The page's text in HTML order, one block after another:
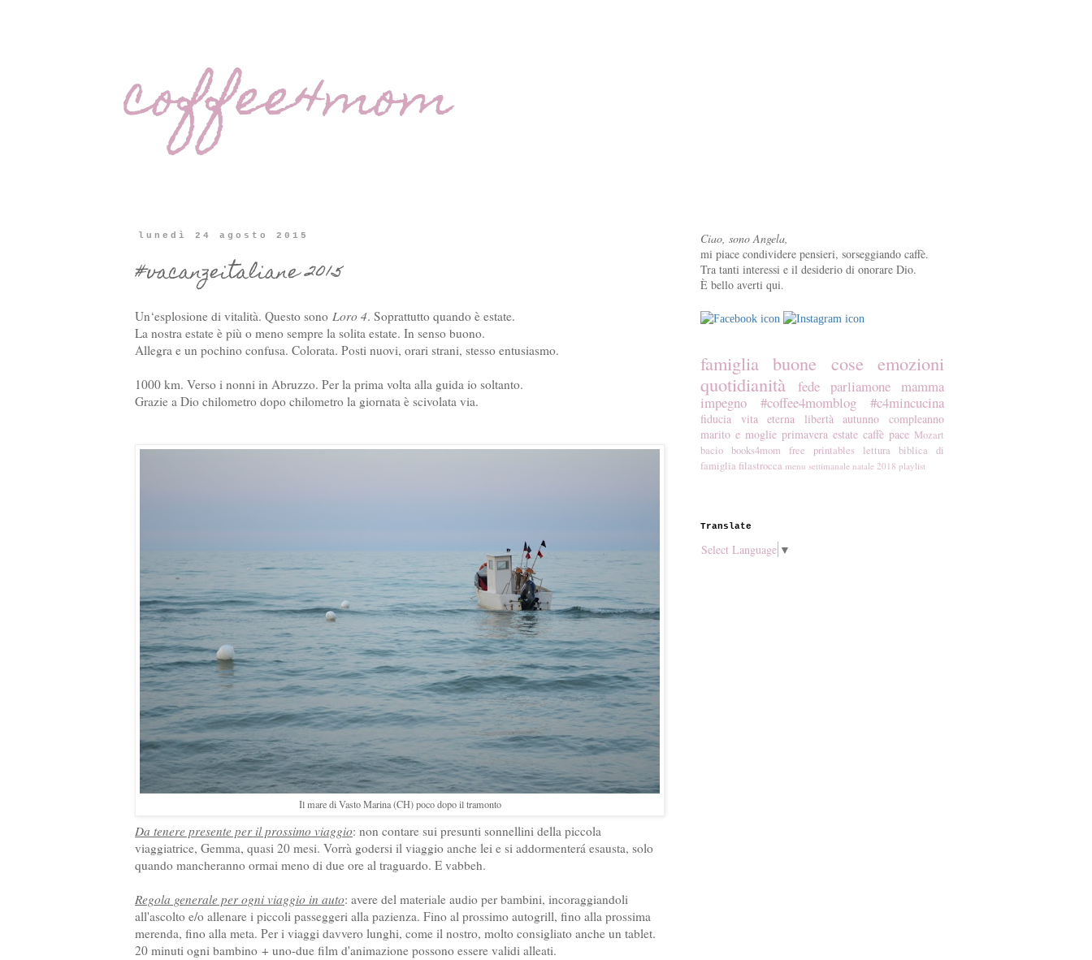
coffee4mom
lunedì 24 agosto 2015
#vacanzeitaliane 2015
Un‘esplosione di vitalità. Questo sono Loro 4. Soprattutto quando è estate.
La nostra estate è più o meno sempre la solita estate. In senso buono.
Allegra e un pochino confusa. Colorata. Posti nuovi, orari strani, stesso entusiasmo.
1000 km. Verso i nonni in Abruzzo. Per la prima volta alla guida io soltanto.
Grazie a Dio chilometro dopo chilometro la giornata è scivolata via.
Il mare di Vasto Marina (CH) poco dopo il tramonto
Da tenere presente per il prossimo viaggio: non contare sui presunti sonnellini della piccola
viaggiatrice, Gemma, quasi 20 mesi. Vorrà godersi il viaggio anche lei e si addormenterá esausta, solo
quando mancheranno ormai meno di due ore al traguardo. E vabbeh.
Regola generale per ogni viaggio in auto: avere del materiale audio per bambini, incoraggiandoli
all'ascolto e/o allenare i piccoli passeggeri alla pazienza. Fino al prossimo autogrill, fino alla prossima
merenda, fino alla meta. Per i viaggi davvero lunghi, come il nostro, molto consigliato anche un tablet.
20 minuti ogni bambino + uno-due film d'animazione possono essere validi alleati.
Ciao, sono Angela,
mi piace condividere pensieri, sorseggiando caffè.
Tra tanti interessi e il desiderio di onorare Dio.
È bello averti qui.
famiglia buone cose
emozioni
quotidianità
fede parliamone mamma
impegno
#coffee4momblog #c4mincucina
fiducia vita eterna libertà autunno
compleanno
marito e moglie primavera estate caffè pace Mozart
bacio books4mom free printables
lettura biblica di
famiglia filastrocca menu settimanale natale 2018 playlist
Translate
Select Language ▼